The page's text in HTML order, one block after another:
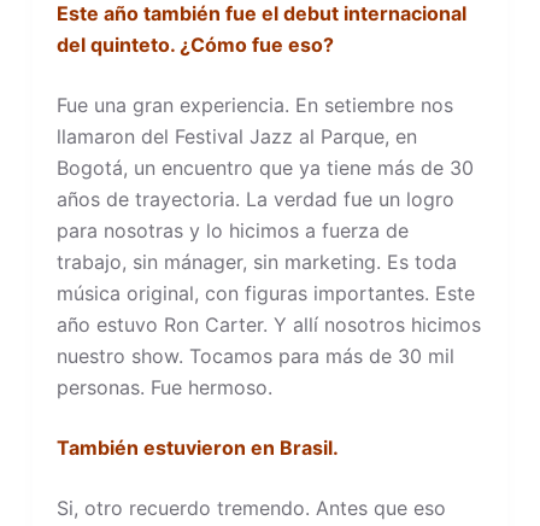
Este año también fue el debut internacional
del quinteto. ¿Cómo fue eso?
Fue una gran experiencia. En setiembre nos
llamaron del Festival Jazz al Parque, en
Bogotá, un encuentro que ya tiene más de 30
años de trayectoria. La verdad fue un logro
para nosotras y lo hicimos a fuerza de
trabajo, sin mánager, sin marketing. Es toda
música original, con figuras importantes. Este
año estuvo Ron Carter. Y allí nosotros hicimos
nuestro show. Tocamos para más de 30 mil
personas. Fue hermoso.
También estuvieron en Brasil.
Si, otro recuerdo tremendo. Antes que eso